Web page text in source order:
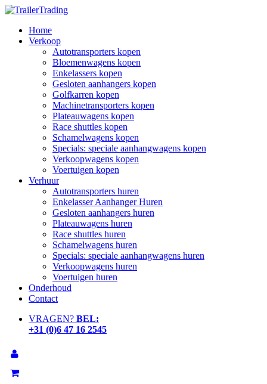
Home
Verkoop
Autotransporters kopen
Bloemenwagens kopen
Enkelassers kopen
Gesloten aanhangers kopen
Golfkarren kopen
Machinetransporters kopen
Plateauwagens kopen
Race shuttles kopen
Schamelwagens kopen
Specials: speciale aanhangwagens kopen
Verkoopwagens kopen
Voertuigen kopen
Verhuur
Autotransporters huren
Enkelasser Aanhanger Huren
Gesloten aanhangers huren
Plateauwagens huren
Race shuttles huren
Schamelwagens huren
Specials: speciale aanhangwagens huren
Verkoopwagens huren
Voertuigen huren
Onderhoud
Contact
VRAGEN? BEL:
+31 (0)6 47 16 2545